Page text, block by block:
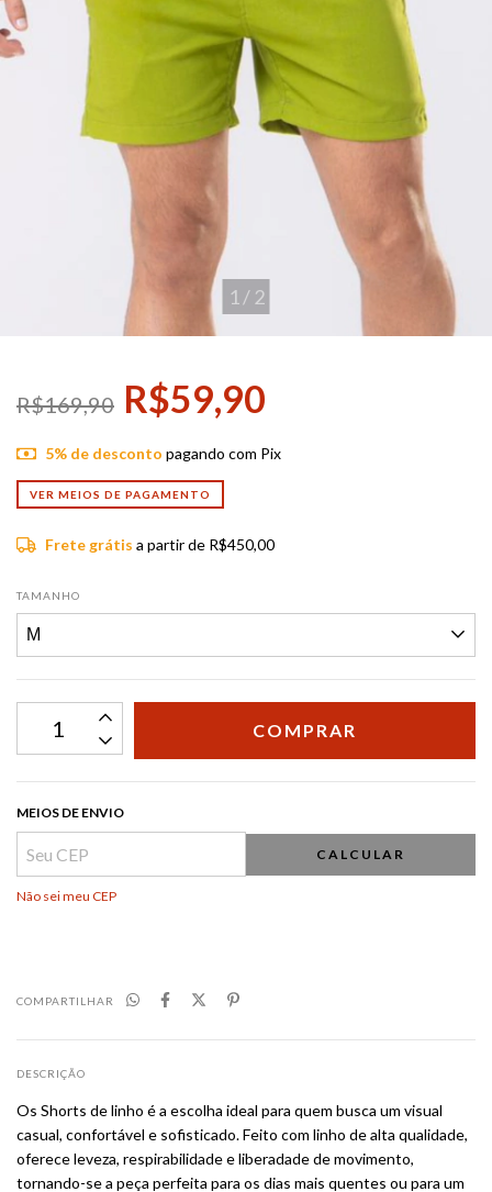
1 / 2
R$169,90 R$59,90
5% de desconto pagando com Pix
VER MEIOS DE PAGAMENTO
Frete grátis a partir de R$450,00
TAMANHO
MEIOS DE ENVIO
CALCULAR
Não sei meu CEP
COMPARTILHAR
DESCRIÇÃO
Os Shorts de linho é a escolha ideal para quem busca um visual
casual, confortável e sofisticado. Feito com linho de alta qualidade,
oferece leveza, respirabilidade e liberadade de movimento,
tornando-se a peça perfeita para os dias mais quentes ou para um